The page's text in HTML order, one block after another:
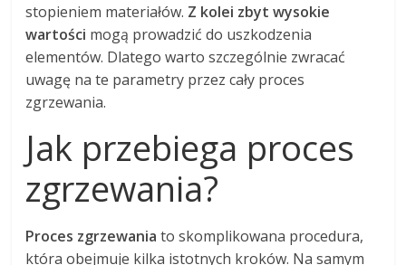
stopieniem materiałów. Z kolei zbyt wysokie
wartości mogą prowadzić do uszkodzenia
elementów. Dlatego warto szczególnie zwracać
uwagę na te parametry przez cały proces
zgrzewania.
Jak przebiega proces
zgrzewania?
Proces zgrzewania to skomplikowana procedura,
która obejmuje kilka istotnych kroków. Na samym